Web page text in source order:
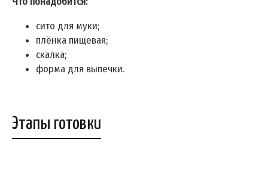
сито для муки;
плёнка пищевая;
скалка;
форма для выпечки.
Этапы готовки